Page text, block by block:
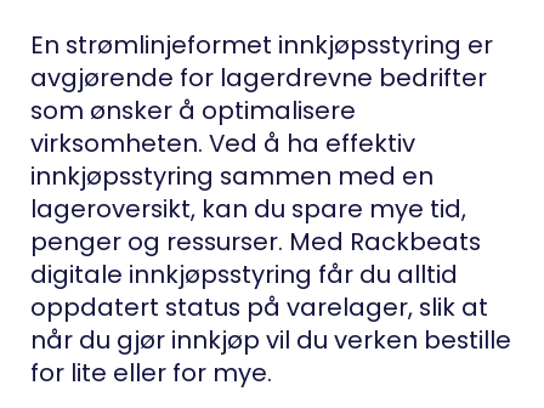
En strømlinjeformet innkjøpsstyring er
avgjørende for lagerdrevne bedrifter
som ønsker å optimalisere
virksomheten. Ved å ha effektiv
innkjøpsstyring sammen med en
lageroversikt, kan du spare mye tid,
penger og ressurser. Med Rackbeats
digitale innkjøpsstyring får du alltid
oppdatert status på varelager, slik at
når du gjør innkjøp vil du verken bestille
for lite eller for mye.